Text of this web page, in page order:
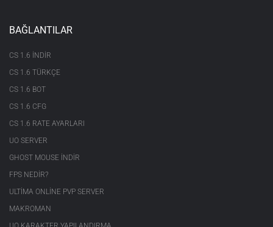
BAĞLANTILAR
CS 1.6 INDIR
CS 1.6 TÜRKÇE
CS 1.6 BOT
CS 1.6 CFG
CS 1.6 RATE AYARLARI
UO SERVER
GHOST MOUSE INDIR
FPS NEDIR?
ULTIMA ONLINE PVP SERVER
MAKROMAN